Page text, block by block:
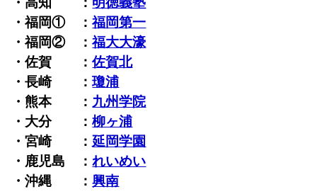
・福岡① ：福岡第一
・福岡② ：福大大濠
・佐賀 ：佐賀北
・長崎 ：瓊浦
・熊本 ： 九州学院
・大分 ：柳ヶ浦
・宮崎 ： 延岡学園
・鹿児島 ：れいめい
・沖縄 ：興南